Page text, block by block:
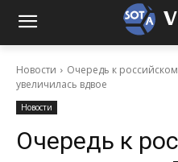
Новости
Очередь к
увеличилась вдвое
Новости
Очередь к